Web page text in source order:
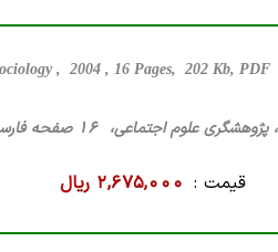
, 2004 , 16 Pages, 202 Kb, PDF
، پژوهشگری علوم اجتماعی، 16 صفحه فارسی تایپ شده ، 70 کیلو بایت WORD
قیمت : 2,675,000 ریال